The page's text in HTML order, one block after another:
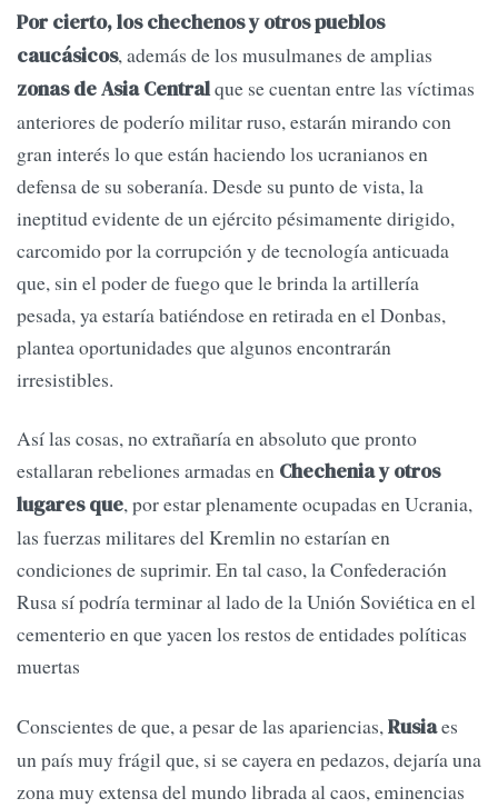
Por cierto, los chechenos y otros pueblos
caucásicos, además de los musulmanes de amplias
zonas de Asia Centralque se cuentan entre las víctimas
anteriores de poderío militar ruso, estarán mirando con
gran interés lo que están haciendo los ucranianos en
defensa de su soberanía. Desde su punto de vista, la
ineptitud evidente de un ejército pésimamente dirigido,
carcomido por la corrupción y de tecnología anticuada
que, sin el poder de fuego que le brinda la artillería
pesada, ya estaría batiéndose en retirada en el Donbas,
plantea oportunidades que algunos encontrarán
irresistibles.
Así las cosas, no extrañaría en absoluto que pronto
estallaran rebeliones armadas en Chechenia y otros
lugares que, por estar plenamente ocupadas en Ucrania,
las fuerzas militares del Kremlin no estarían en
condiciones de suprimir. En tal caso, la Confederación
Rusa sí podría terminar al lado de la Unión Soviética en el
cementerio en que yacen los restos de entidades políticas
muertas
Conscientes de que, a pesar de las apariencias, Rusiaes
un país muy frágil que, si se cayera en pedazos, dejaría una
zona muy extensa del mundo librada al caos, eminencias